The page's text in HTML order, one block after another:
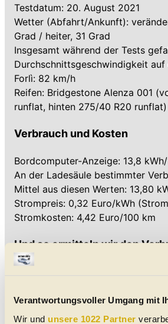
Verantwortungsvoller Umgang mit
Wir und unsere 1022 Partner
Testdatum: 20. August 2021
Wetter (Abfahrt/Ankunft):
Grad / heiter, 31 Grad
Insgesamt während der Tests
Durchschnittsgeschwindigkeit
Forlì: 82 km/h
Reifen: Bridgestone Alenza 001
runflat, hinten 275/40 R20 runflat)
Verbrauch und Kosten
Bordcomputer-Anzeige: 13,8
An der Ladesäule bestimmter
Mittel aus diesen Werten: 13,80
Strompreis: 0,32 Euro/kWh
Stromkosten: 4,42 Euro/100 km
Und so ermitteln wir den
einen Wert, der keinen Anspruch
Wissenschaftlichkeit erhebt.